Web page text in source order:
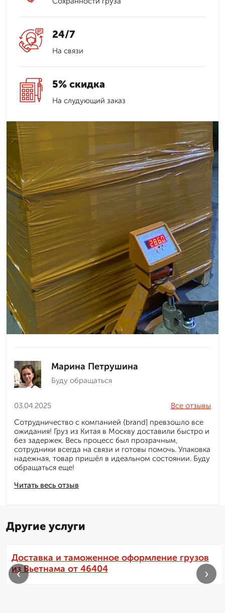
24/7
На связи
5% скидка
На слудующий заказ
Марина Петрушина
Буду обращаться
03.04.2025
Читать весь отзыв
Все отзывы
Сотрудничество с компанией {brand] превзошло все
ожидания! Груз из Китая в Москву доставили быстро и
без задержек. Весь процесс был прозрачным,
сотрудники всегда на связи и готовы помочь. Упаковка
надежная, товар пришёл в идеальном состоянии. Буду
обращаться еще!
Другие услуги
Доставка и таможенное оформление грузов
из Вьетнама от 46404
‹ ›